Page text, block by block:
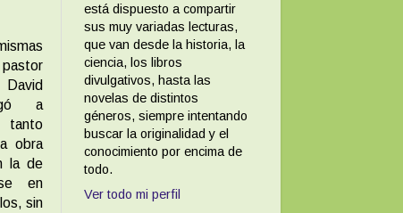
a
obra
la de
en
sin
está dispuesto a compartir
sus muy variadas lecturas,
que van desde la historia, la
ciencia, los libros
divulgativos, hasta las
novelas de distintos
géneros, siempre intentando
buscar la originalidad y el
conocimiento por encima de
todo.
Ver todo mi perfil